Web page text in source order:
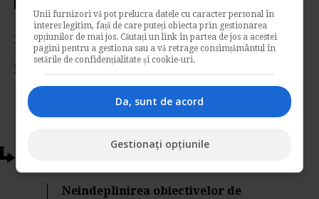
Rating:
Nota: voturi
Neindeplinirea obiectivelor de
Unii furnizori vă pot prelucra datele cu caracter personal în
interes legitim, față de care puteți obiecta prin gestionarea
opțiunilor de mai jos. Căutați un link în partea de jos a acestei
pagini pentru a gestiona sau a vă retrage consimțământul în
setările de confidențialitate și cookie-uri.
Da, sunt de acord
Gestionați opțiunile